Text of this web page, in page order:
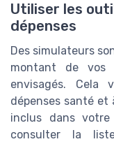
Utiliser les
dépenses
Des simulateurs
montant de vos
envisagés. Cela
dépenses santé et
inclus dans votre
consulter la